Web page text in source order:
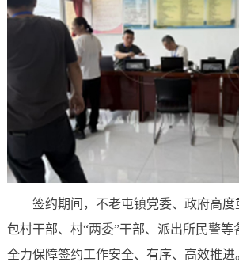
签约期间，不老屯镇党委、政府高度
包村干部、村“两委”干部、派出所民警等
全力保障签约工作安全、有序、高效推进